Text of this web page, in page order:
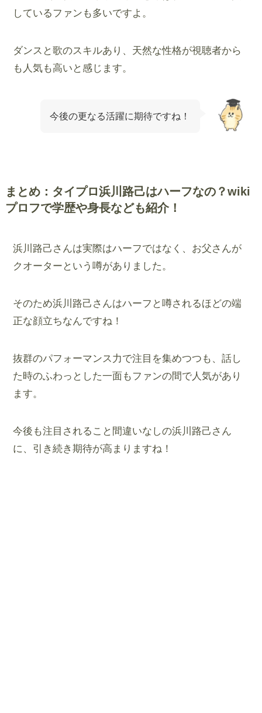
しているファンも多いですよ。
ダンスと歌のスキルあり、天然な性格が視聴者から
も人気も高いと感じます。
今後の更なる活躍に期待ですね！
まとめ：タイプロ浜川路己はハーフなの？wiki
プロフで学歴や身長なども紹介！
浜川路己さんは実際はハーフではなく、お父さんが
クオーターという噂がありました。
そのため浜川路己さんはハーフと噂されるほどの端
正な顔立ちなんですね！
抜群のパフォーマンス力で注目を集めつつも、話し
た時のふわっとした一面もファンの間で人気があり
ます。
今後も注目されること間違いなしの浜川路己さん
に、引き続き期待が高まりますね！